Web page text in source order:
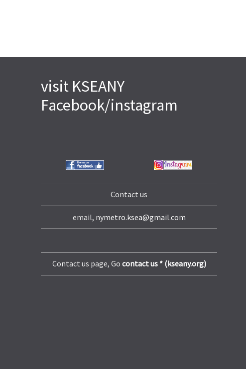
visit KSEANY
Facebook/instagram
Contact us
email, nymetro.ksea@gmail.com
Contact us page, Go contact us * (kseany.org)